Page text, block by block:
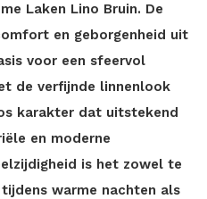
Laken Lino Bruin. De
en geborgenheid uit
voor een sfeervol
de verfijnde linnenlook
karakter dat uitstekend
en moderne
is het zowel te
warme nachten als